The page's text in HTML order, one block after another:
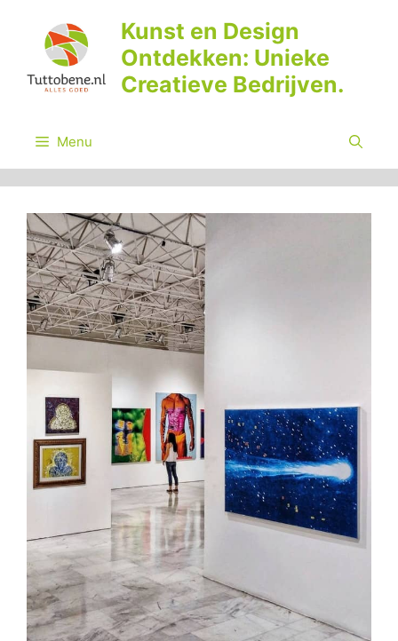
inhoud
Kunst en Design
Ontdekken: Unieke
Creatieve Bedrijven.
Menu